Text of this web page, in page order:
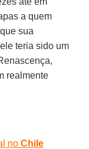
a quem
que sua
teria sido um
realmente
noChile